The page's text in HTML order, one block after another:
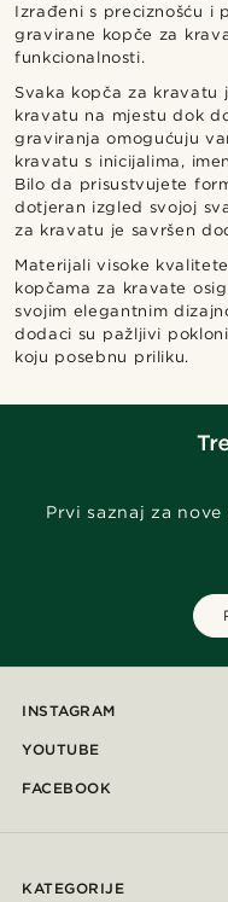
Izrađeni s preciznošću i
gravirane kopče za
funkcionalnosti.
Svaka kopča za kravatu
kravatu na mjestu dok
graviranja omogućuju
kravatu s inicijalima,
Bilo da prisustvujete
dotjeran izgled svojoj
za kravatu je savršen
Materijali visoke
kopčama za kravate
svojim elegantnim
dodaci su pažljivi
koju posebnu priliku.
Prvi saznaj za
INSTAGRAM
YOUTUBE
FACEBOOK
KATEGORIJE